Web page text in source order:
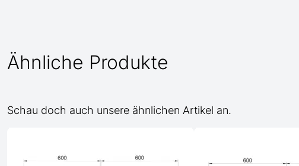
Ähnliche Produkte
Schau doch auch unsere ähnlichen Artikel an.